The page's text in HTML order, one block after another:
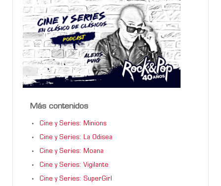
Más contenidos
Cine y Series: Minions
Cine y Series: La Odisea
Cine y Series: Moana
Cine y Series: Vigilante
Cine y Series: SuperGirl